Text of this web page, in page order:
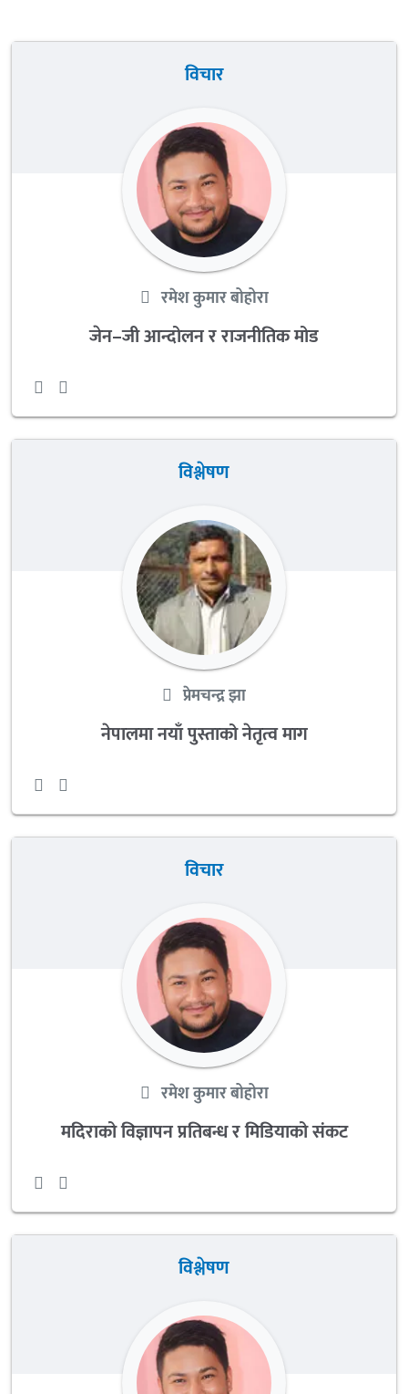
विचार
रमेश कुमार बोहोरा
जेन–जी आन्दोलन र राजनीतिक मोड
विश्लेषण
प्रेमचन्द्र झा
नेपालमा नयाँ पुस्ताको नेतृत्व माग
विचार
रमेश कुमार बोहोरा
मदिराको विज्ञापन प्रतिबन्ध र मिडियाको संकट
विश्लेषण